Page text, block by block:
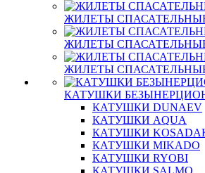
ЖИЛЕТЫ
ЖИЛЕТЫ
ЖИЛЕТЫ
КАТУШКИ
КАТУШКИ DUNAEV
КАТУШКИ AQUA
КАТУШКИ
КАТУШКИ MIKADO
КАТУШКИ RYOBI
КАТУШКИ SALMO